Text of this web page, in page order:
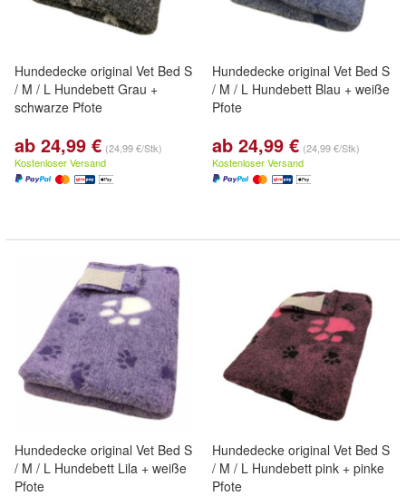
Hundedecke original Vet Bed S
/ M / L Hundebett Grau +
schwarze Pfote
ab 24,99 € (24,99 €/Stk)
Kostenloser Versand
Hundedecke original Vet Bed S
/ M / L Hundebett Blau + weiße
Pfote
ab 24,99 € (24,99 €/Stk)
Kostenloser Versand
Hundedecke original Vet Bed S
/ M / L Hundebett Lila + weiße
Pfote
Hundedecke original Vet Bed S
/ M / L Hundebett pink + pinke
Pfote